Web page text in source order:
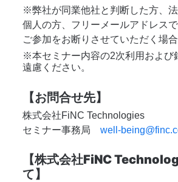
※弊社が同業他社と判断した方、
個人の方、フリーメールアドレス
ご参加をお断りさせていただく場合
※本セミナー内容の2次利用および
遠慮ください。
【お問合せ先】
株式会社FiNC Technologies
セミナー事務局 well-
【株式会社FiNC
て】